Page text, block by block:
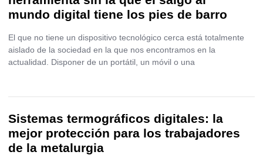
mundo digital tiene los pies de barro
El que no tiene un dispositivo tecnológico cerca está totalmente
aislado de la sociedad en la que nos encontramos en la
actualidad. Disponer de un portátil, un móvil o una
Sistemas termográficos digitales: la
mejor protección para los trabajadores
de la metalurgia